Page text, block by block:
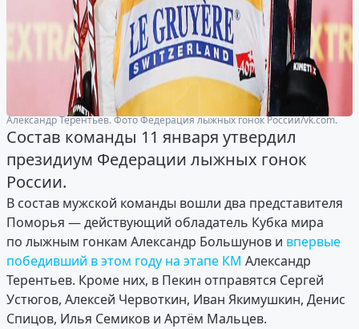
Александр Терентьев. Фото Федерация лыжных гонок России/vk.com.
Состав команды 11 января утвердил
президиум Федерации лыжных гонок
России.
В состав мужской команды вошли два представителя
Поморья — действующий обладатель Кубка мира
по лыжным гонкам Александр Большунов и впервые
победивший в этом году на этапе КМ Александр
Терентьев. Кроме них, в Пекин отправятся Сергей
Устюгов, Алексей Червоткин, Иван Якимушкин, Денис
Спицов, Илья Семиков и Артём Мальцев.